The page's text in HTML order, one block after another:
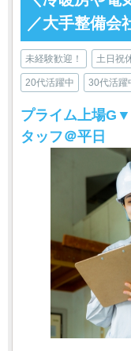
／大手整備会
未経験歓迎！ 土日祝
20代活躍中 30代活躍
プライム上場
タッフ＠平日